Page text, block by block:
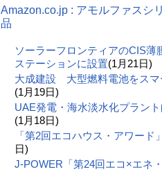
Amazon.co.jp : アモルファスシ
品
ソーラーフロンティアのCIS
ステーションに設置(1月21日)
大成建設 大型燃料電池をスマ
(1月19日)
UAE発電・海水淡水化プラン
(1月18日)
「第2回エコハウス・アワード
日)
J-POWER「第24回エコ×エネ